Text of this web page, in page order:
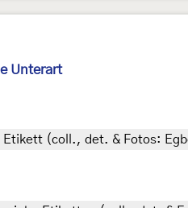
Unterart
(coll., det. & Fotos: